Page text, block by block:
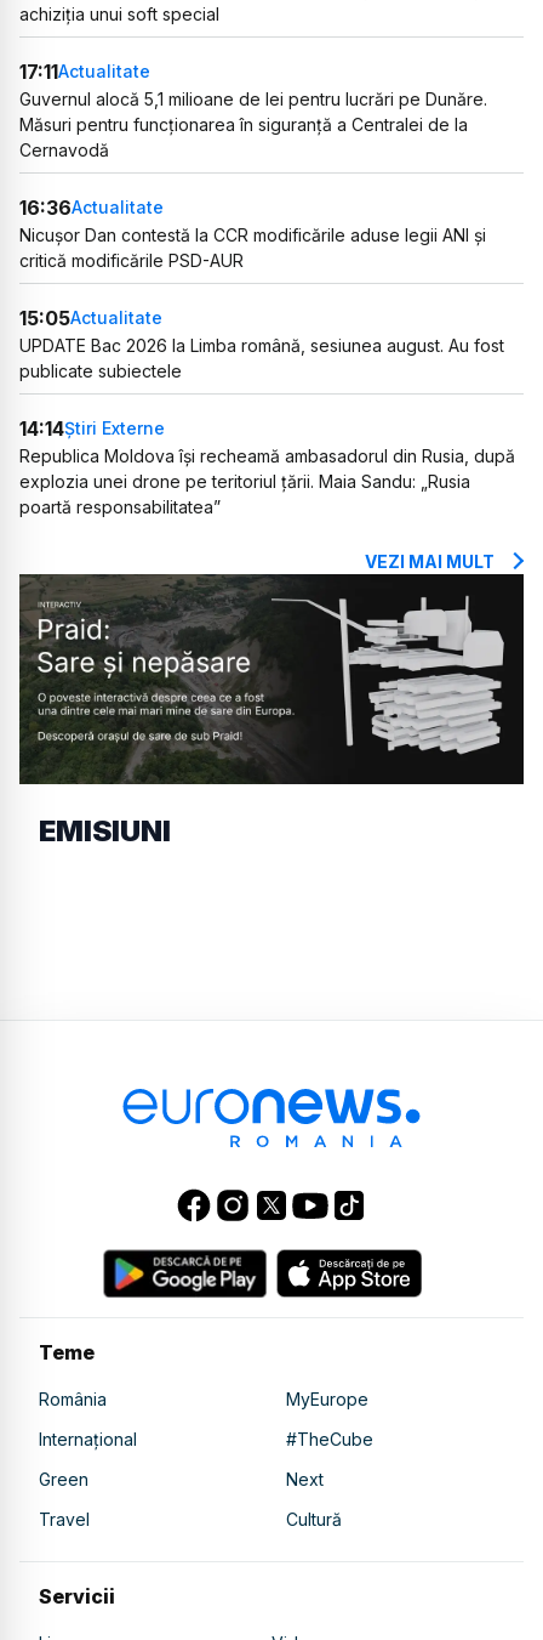
achiziția unui soft special
17:11Actualitate
Guvernul alocă 5,1 milioane de lei pentru lucrări pe Dunăre.
Măsuri pentru funcționarea în siguranță a Centralei de la
Cernavodă
16:36Actualitate
Nicușor Dan contestă la CCR modificările aduse legii ANI și
critică modificările PSD-AUR
15:05Actualitate
UPDATE Bac 2026 la Limba română, sesiunea august. Au fost
publicate subiectele
14:14Știri Externe
Republica Moldova își recheamă ambasadorul din Rusia, după
explozia unei drone pe teritoriul țării. Maia Sandu: „Rusia
poartă responsabilitatea”
VEZI MAI MULT
EMISIUNI
Teme
România
MyEurope
Internațional
#TheCube
Green
Next
Travel
Cultură
Servicii